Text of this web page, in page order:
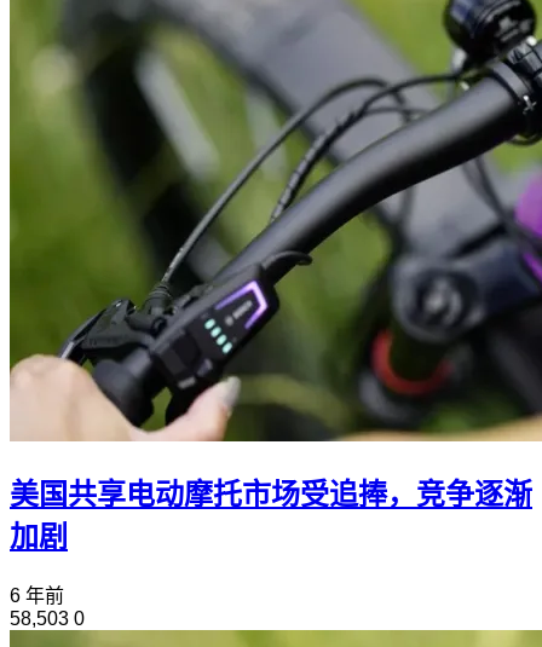
美国共享电动摩托市场受追捧，竞争逐渐
加剧
6 年前
58,503 0